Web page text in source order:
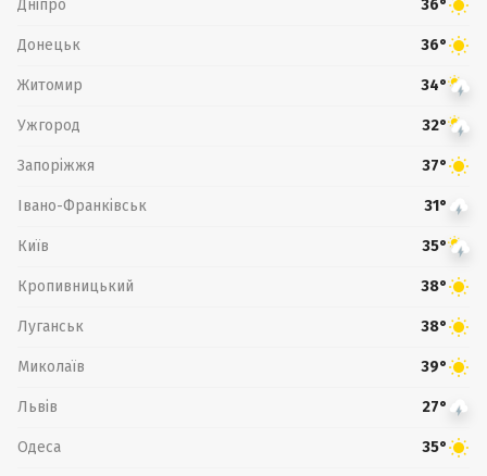
Дніпро 36°
Донецьк 36°
Житомир 34°
Ужгород 32°
Запоріжжя 37°
Івано-Франківськ 31°
Київ 35°
Кропивницький 38°
Луганськ 38°
Миколаїв 39°
Львів 27°
Одеса 35°